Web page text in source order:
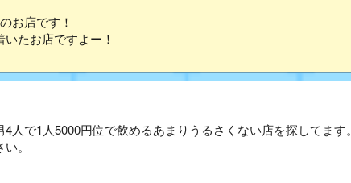
お店です！
たお店ですよー！
人で1人5000円位で飲めるあまりうるさくない店を探してます。
。